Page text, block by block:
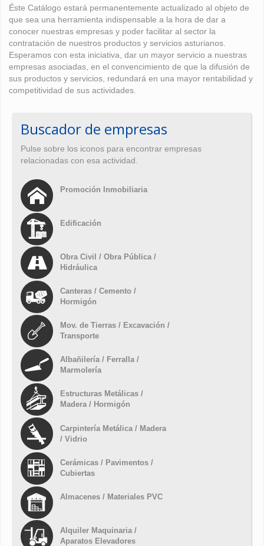
Éste Catálogo estará permanentemente actualizado al objeto de
que sea una herramienta indispensable a la hora de dar a
conocer nuestras empresas y poder facilitar al sector la
contratación de nuestros productos y servicios asturianos.
Esperamos con esta iniciativa, dar un mayor servicio a nuestras
empresas asociadas, en el convencimiento de que la difusión de
sus productos y servicios, redundará en una mayor rentabilidad y
competitividad de sus actividades.
Buscador de empresas
Pulse sobre los iconos para encontrar empresas
relacionadas con esa actividad.
Promoción Inmobiliaria
Edificación
Obra Civil / Obra Pública /
Hidráulica
Canteras / Cemento /
Hormigón
Mov. de Tierras / Excavación /
Transporte
Albañilería / Ferralla /
Marmolería
Estructuras Metálicas /
Madera / Hormigón
Carpintería Metálica / Madera
/ Vidrio
Cerámicas / Pavimentos /
Cubiertas
Almacenes / Materiales PVC
Alquiler Maquinaria /
Aparatos Elevadores